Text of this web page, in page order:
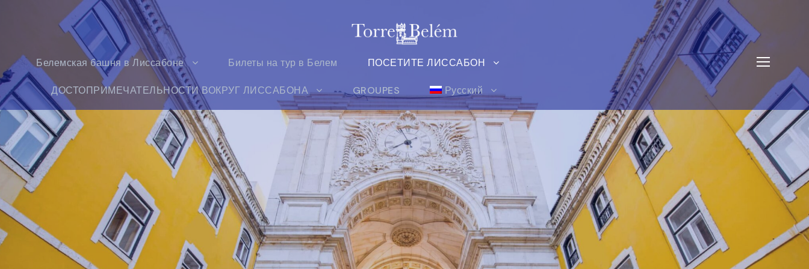
Белемская башня в Лиссабоне Билеты на тур в Белем ПОСЕТИТЕ ЛИССАБОН
ДОСТОПРИМЕЧАТЕЛЬНОСТИ ВОКРУГ ЛИССАБОНА GROUPES Русский